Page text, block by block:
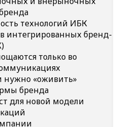
технологий ИБК
интегрированных бренд-
только во
«оживить»
бренда
для новой модели